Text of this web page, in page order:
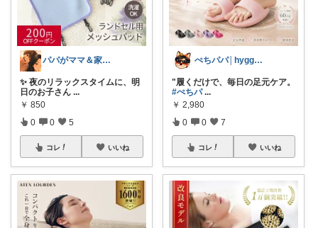
パパがママ＆家族の笑顔の為に選ぶ品😆
✨ 夜のリラックスタイムに、明
日のお子さん ...
￥ 850
0 0 5
コレ いいね
ぺちパパ│hyggeな心意気を大切に🌿
"履くだけで、毎日の足元ケア。
#ぺちパ ...
￥ 2,980
0 0 7
コレ いいね